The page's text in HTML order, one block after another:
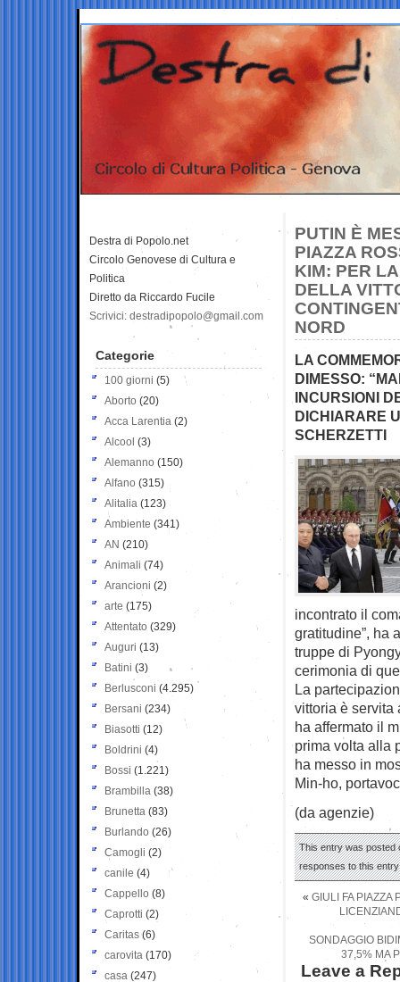
PUTIN È
PIAZZA
KIM: PER
DELLA
NORD
LA
DIMESSO:
INCURSIONI
DICHIARARE
SCHERZETTI
incontrato il
gratitudine”, ha
truppe di
cerimonia di
La
vittoria è servita
ha affermato il
prima volta alla
ha messo in
Min-ho,
(da agenzie)
This entry was posted
responses to this
« GIULI FA PIAZZA
SONDAGGIO
37,5% MA
Leave a
Destra di Popolo.net
Circolo Genovese di Cultura e
Politica
Diretto da Riccardo Fucile
Scrivici: destradipopolo@gmail.com
Categorie
100 giorni (5)
Aborto (20)
Acca Larentia (2)
Alcool (3)
Alemanno (150)
Alfano (315)
Alitalia (123)
Ambiente (341)
AN (210)
Animali (74)
Arancioni (2)
arte (175)
Attentato (329)
Auguri (13)
Batini (3)
Berlusconi (4.295)
Bersani (234)
Biasotti (12)
Boldrini (4)
Bossi (1.221)
Brambilla (38)
Brunetta (83)
Burlando (26)
Camogli (2)
canile (4)
Cappello (8)
Caprotti (2)
Caritas (6)
carovita (170)
casa (247)